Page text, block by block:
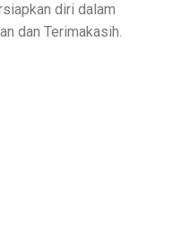
diri dalam
dan Terimakasih.